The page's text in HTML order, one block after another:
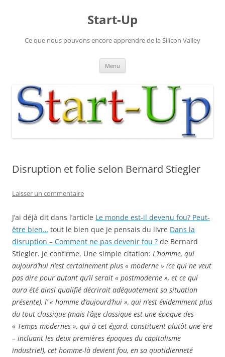
Start-Up
Ce que nous pouvons encore apprendre de la Silicon Valley
Menu
Disruption et folie selon Bernard Stiegler
Laisser un commentaire
J’ai déjà dit dans l’article Le monde est-il devenu fou? Peut-
être bien… tout le bien que je pensais du livre Dans la
disruption – Comment ne pas devenir fou ? de Bernard
Stiegler. Je confirme. Une simple citation: L’homme, qui
aujourd’hui n’est certainement plus « moderne » (ce qui ne veut
pas dire pour autant qu’il serait « postmoderne », et ce qui
aura été ainsi qualifié décrirait adéquatement sa situation
présente), l’ « homme d’aujourd’hui », qui n’est évidemment plus
du tout classique (mais l’âge classique est une époque des
« Temps modernes », qui à cet égard, constituent plutôt une ère
– incluant les deux premières époques du capitalisme
industriel), cet homme-là devient fou, en sa quotidienneté